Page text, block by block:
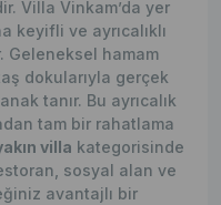
Villa Vinkam’da yer
keyifli ve ayrıcalıklı
Geleneksel hamam
dokularıyla gerçek
tanır. Bu ayrıcalık
tam bir rahatlama
villa kategorisinde
sosyal alan ve
avantajlı bir